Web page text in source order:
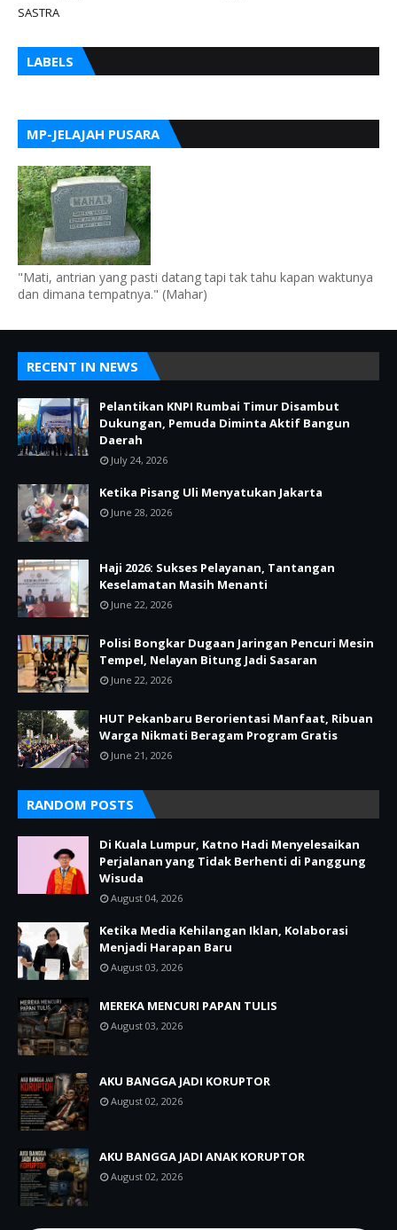
SASTRA
LABELS
MP-JELAJAH PUSARA
"Mati, antrian yang pasti datang tapi tak tahu kapan waktunya
dan dimana tempatnya." (Mahar)
RECENT IN NEWS
Pelantikan KNPI Rumbai Timur Disambut
Dukungan, Pemuda Diminta Aktif Bangun
Daerah
July 24, 2026
Ketika Pisang Uli Menyatukan Jakarta
June 28, 2026
Haji 2026: Sukses Pelayanan, Tantangan
Keselamatan Masih Menanti
June 22, 2026
Polisi Bongkar Dugaan Jaringan Pencuri Mesin
Tempel, Nelayan Bitung Jadi Sasaran
June 22, 2026
HUT Pekanbaru Berorientasi Manfaat, Ribuan
Warga Nikmati Beragam Program Gratis
June 21, 2026
RANDOM POSTS
Di Kuala Lumpur, Katno Hadi Menyelesaikan
Perjalanan yang Tidak Berhenti di Panggung
Wisuda
August 04, 2026
Ketika Media Kehilangan Iklan, Kolaborasi
Menjadi Harapan Baru
August 03, 2026
MEREKA MENCURI PAPAN TULIS
August 03, 2026
AKU BANGGA JADI KORUPTOR
August 02, 2026
AKU BANGGA JADI ANAK KORUPTOR
August 02, 2026